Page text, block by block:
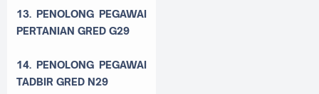
13. PENOLONG PEGAWAI
PERTANIAN GRED G29
14. PENOLONG PEGAWAI
TADBIR GRED N29